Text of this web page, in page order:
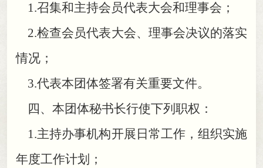
1.召集和主持会员代表大会和理事会 ；
2.检查会员代表大会、理事会决议的落实
情况 ；
3.代表本团体签署有关重要文件。
四、本团体秘书长行使下列职权：
1.主持办事机构开展日常工作， 组织实施
年度工作计划；